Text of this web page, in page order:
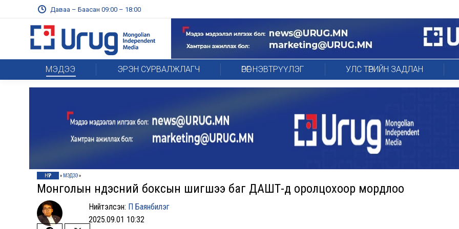
Даваа – Баасан 09:00 – 18:00
МЭДЭЭ ЭРЭН СУРВАЛЖЛАГЧ ӨРӨГ НЭВТРҮҮЛЭГ УЛС ТӨРИЙН ЗАДЛАН
НҮҮР » МЭДЭЭ»
Монголын үндэсний боксын шигшээ баг ДАШТ-д оролцохоор мордлоо
Нийтэлсэн: П Баянбилэг
2025.09.01 10:32